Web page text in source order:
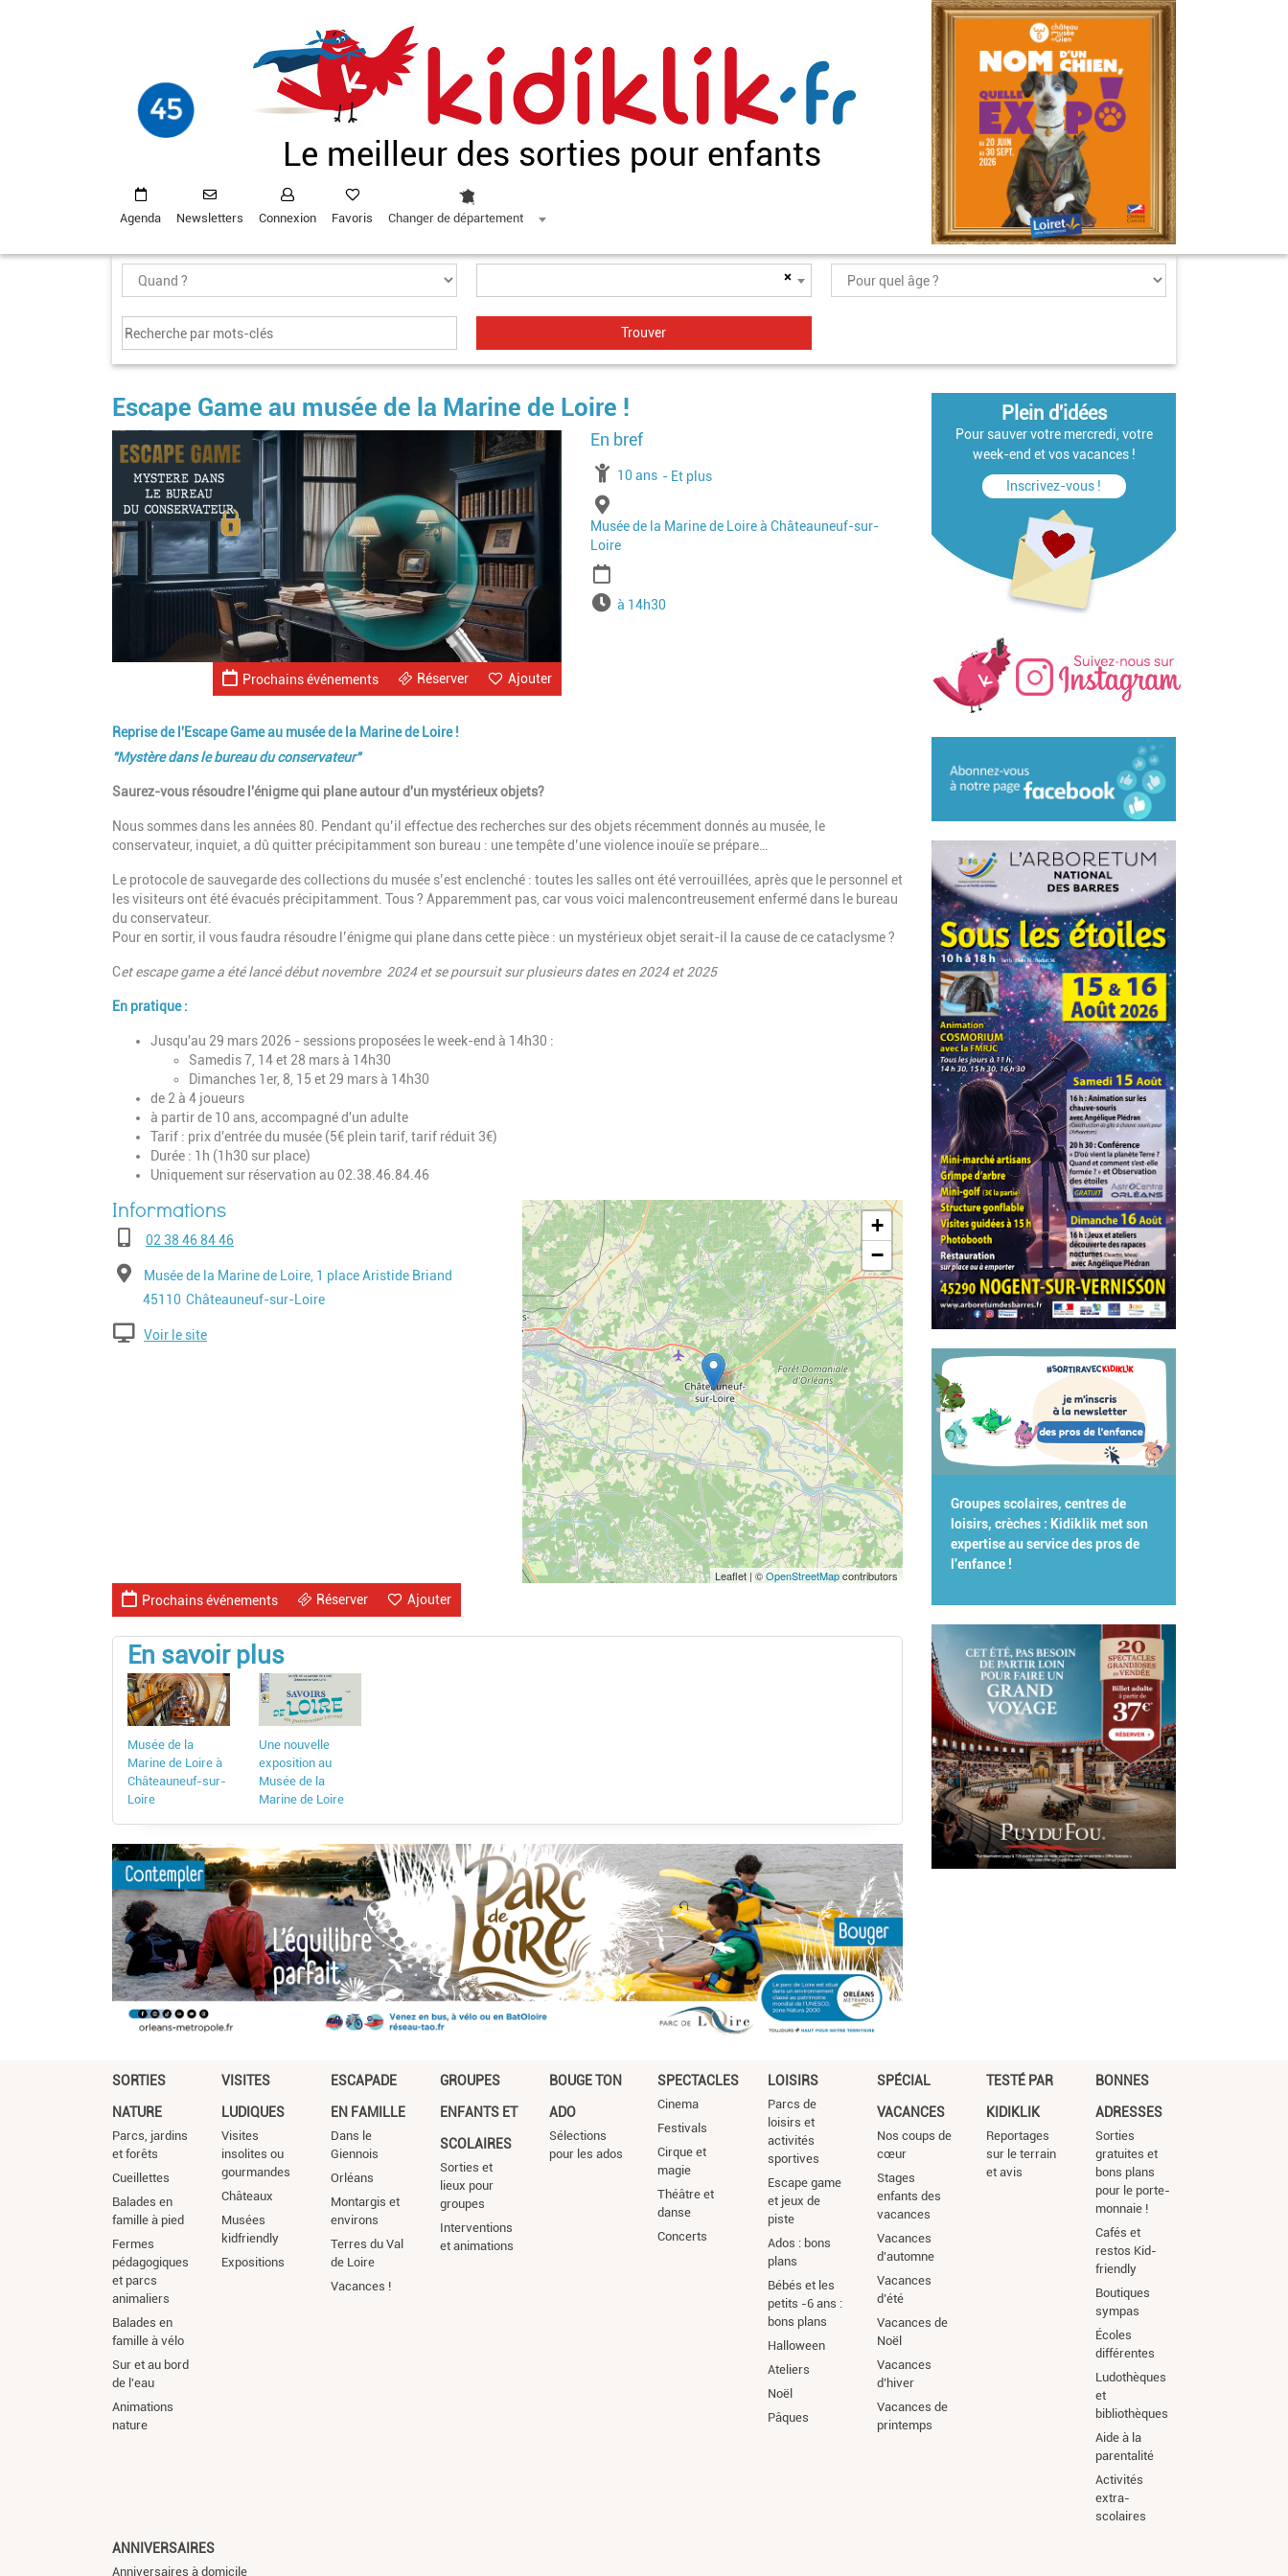
Le meilleur des sorties pour enfants
Agenda Newsletters Connexion Favoris Changer de département
×
Escape Game au musée de la Marine de Loire !
Image
Ajouter
Réserver
Prochains événements
À partir de
10 ans Jusqu'à l'age de
Et plus
Musée de la Marine de Loire à Châteauneuf-sur-
Loire
Horairesà 14h30
Reprise de l'Escape Game au musée de la Marine de Loire !
"Mystère dans le bureau du conservateur"
Saurez-vous résoudre l'énigme qui plane autour d'un mystérieux objets?
Nous sommes dans les années 80. Pendant qu’il effectue des recherches sur des objets récemment donnés au musée, le
conservateur, inquiet, a dû quitter précipitamment son bureau : une tempête d’une violence inouïe se prépare…
Le protocole de sauvegarde des collections du musée s’est enclenché : toutes les salles ont été verrouillées, après que le personnel et
les visiteurs ont été évacués précipitamment. Tous ? Apparemment pas, car vous voici malencontreusement enfermé dans le bureau
du conservateur.
Pour en sortir, il vous faudra résoudre l’énigme qui plane dans cette pièce : un mystérieux objet serait-il la cause de ce cataclysme ?
Cet escape game a été lancé début novembre 2024 et se poursuit sur plusieurs dates en 2024 et 2025
En pratique :
Jusqu'au 29 mars 2026 - sessions proposées le week-end à 14h30 :
Samedis 7, 14 et 28 mars à 14h30
Dimanches 1er, 8, 15 et 29 mars à 14h30
de 2 à 4 joueurs
à partir de 10 ans, accompagné d'un adulte
Tarif : prix d'entrée du musée (5€ plein tarif, tarif réduit 3€)
Durée : 1h (1h30 sur place)
Uniquement sur réservation au 02.38.46.84.46
Téléphone02 38 46 84 46
AdresseMusée de la Marine de Loire, 1 place Aristide Briand
Code postal
45110 Ville
Châteauneuf-sur-Loire
Voir le site
Geolocalisation
+
−
Leaflet | ©OpenStreetMapcontributors
Ajouter
Réserver
Prochains événements
En savoir plus
Musée de la
Marine de Loire à
Châteauneuf-sur-
Loire
Une nouvelle
exposition au
Musée de la
Marine de Loire
Plein d'idées
Pour sauver votre mercredi, votre
week-end et vos vacances !
Inscrivez-vous !
Groupes scolaires, centres de
loisirs, crèches : Kidiklik met son
expertise au service des pros de
l'enfance !
SORTIES
NATURE
Parcs, jardins
et forêts
Cueillettes
Balades en
famille à pied
Fermes
pédagogiques
et parcs
animaliers
Balades en
famille à vélo
Sur et au bord
de l'eau
Animations
nature
VISITES
LUDIQUES
Visites
insolites ou
gourmandes
Châteaux
Musées
kidfriendly
Expositions
ESCAPADE
EN FAMILLE
Dans le
Giennois
Orléans
Montargis et
environs
Terres du Val
de Loire
Vacances !
GROUPES
ENFANTS ET
SCOLAIRES
Sorties et
lieux pour
groupes
Interventions
et animations
BOUGE TON
ADO
Sélections
pour les ados
SPECTACLES
Cinema
Festivals
Cirque et
magie
Théâtre et
danse
Concerts
LOISIRS
Parcs de
loisirs et
activités
sportives
Escape game
et jeux de
piste
Ados : bons
plans
Bébés et les
petits -6 ans :
bons plans
Halloween
Ateliers
Noël
Pâques
SPÉCIAL
VACANCES
Nos coups de
cœur
Stages
enfants des
vacances
Vacances
d'automne
Vacances
d’été
Vacances de
Noël
Vacances
d’hiver
Vacances de
printemps
TESTÉ PAR
KIDIKLIK
Reportages
sur le terrain
et avis
BONNES
ADRESSES
Sorties
gratuites et
bons plans
pour le porte-
monnaie !
Cafés et
restos Kid-
friendly
Boutiques
sympas
Écoles
différentes
Ludothèques
et
bibliothèques
Aide à la
parentalité
Activités
extra-
scolaires
ANNIVERSAIRES
Anniversaires à domicile